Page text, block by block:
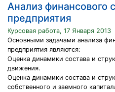
Анализ финансового
предприятия
Курсовая работа, 17 Января 2013
Основными задачами анализа
предприятия являются:
Оценка динамики состава и
движения.
Оценка динамики состава и
собственного и заемного